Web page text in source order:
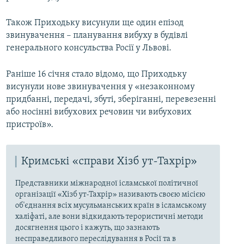
Також Приходьку висунули ще один епізод
звинувачення – планування вибуху в будівлі
генерального консульства Росії у Львові.
Раніше 16 січня стало відомо, що Приходьку
висунули нове звинувачення у «незаконному
придбанні, передачі, збуті, зберіганні, перевезенні
або носінні вибухових речовин чи вибухових
пристроїв».
Кримські «справи Хізб ут-Тахрір»
Представники міжнародної ісламської політичної
організації «Хізб ут-Тахрір» називають своєю місією
об'єднання всіх мусульманських країн в ісламському
халіфаті, але вони відкидають терористичні методи
досягнення цього і кажуть, що зазнають
несправедливого переслідування в Росії та в